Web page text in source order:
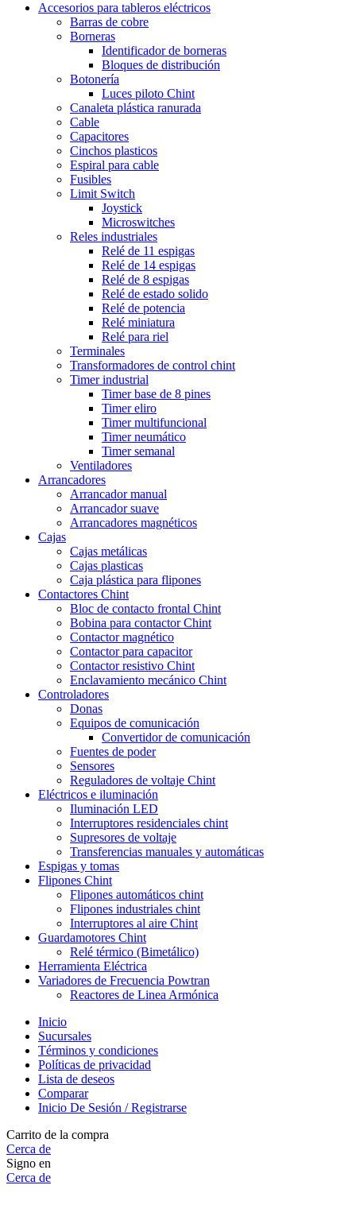
Accesorios para tableros eléctricos
Barras de cobre
Borneras
Identificador de borneras
Bloques de distribución
Botonería
Luces piloto Chint
Canaleta plástica ranurada
Cable
Capacitores
Cinchos plasticos
Espiral para cable
Fusibles
Limit Switch
Joystick
Microswitches
Reles industriales
Relé de 11 espigas
Relé de 14 espigas
Relé de 8 espigas
Relé de estado solido
Relé de potencia
Relé miniatura
Relé para riel
Terminales
Transformadores de control chint
Timer industrial
Timer base de 8 pines
Timer eliro
Timer multifuncional
Timer neumático
Timer semanal
Ventiladores
Arrancadores
Arrancador manual
Arrancador suave
Arrancadores magnéticos
Cajas
Cajas metálicas
Cajas plasticas
Caja plástica para flipones
Contactores Chint
Bloc de contacto frontal Chint
Bobina para contactor Chint
Contactor magnético
Contactor para capacitor
Contactor resistivo Chint
Enclavamiento mecánico Chint
Controladores
Donas
Equipos de comunicación
Convertidor de comunicación
Fuentes de poder
Sensores
Reguladores de voltaje Chint
Eléctricos e iluminación
Iluminación LED
Interruptores residenciales chint
Supresores de voltaje
Transferencias manuales y automáticas
Espigas y tomas
Flipones Chint
Flipones automáticos chint
Flipones industriales chint
Interruptores al aire Chint
Guardamotores Chint
Relé térmico (Bimetálico)
Herramienta Eléctrica
Variadores de Frecuencia Powtran
Reactores de Linea Armónica
Inicio
Sucursales
Términos y condiciones
Políticas de privacidad
Lista de deseos
Comparar
Inicio De Sesión / Registrarse
Carrito de la compra
Cerca de
Signo en
Cerca de